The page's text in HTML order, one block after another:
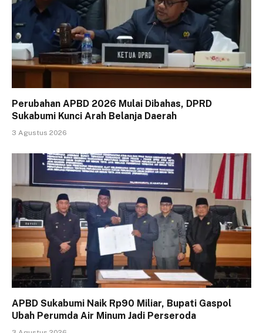
Perubahan APBD 2026 Mulai Dibahas, DPRD
Sukabumi Kunci Arah Belanja Daerah
3 Agustus 2026
APBD Sukabumi Naik Rp90 Miliar, Bupati Gaspol
Ubah Perumda Air Minum Jadi Perseroda